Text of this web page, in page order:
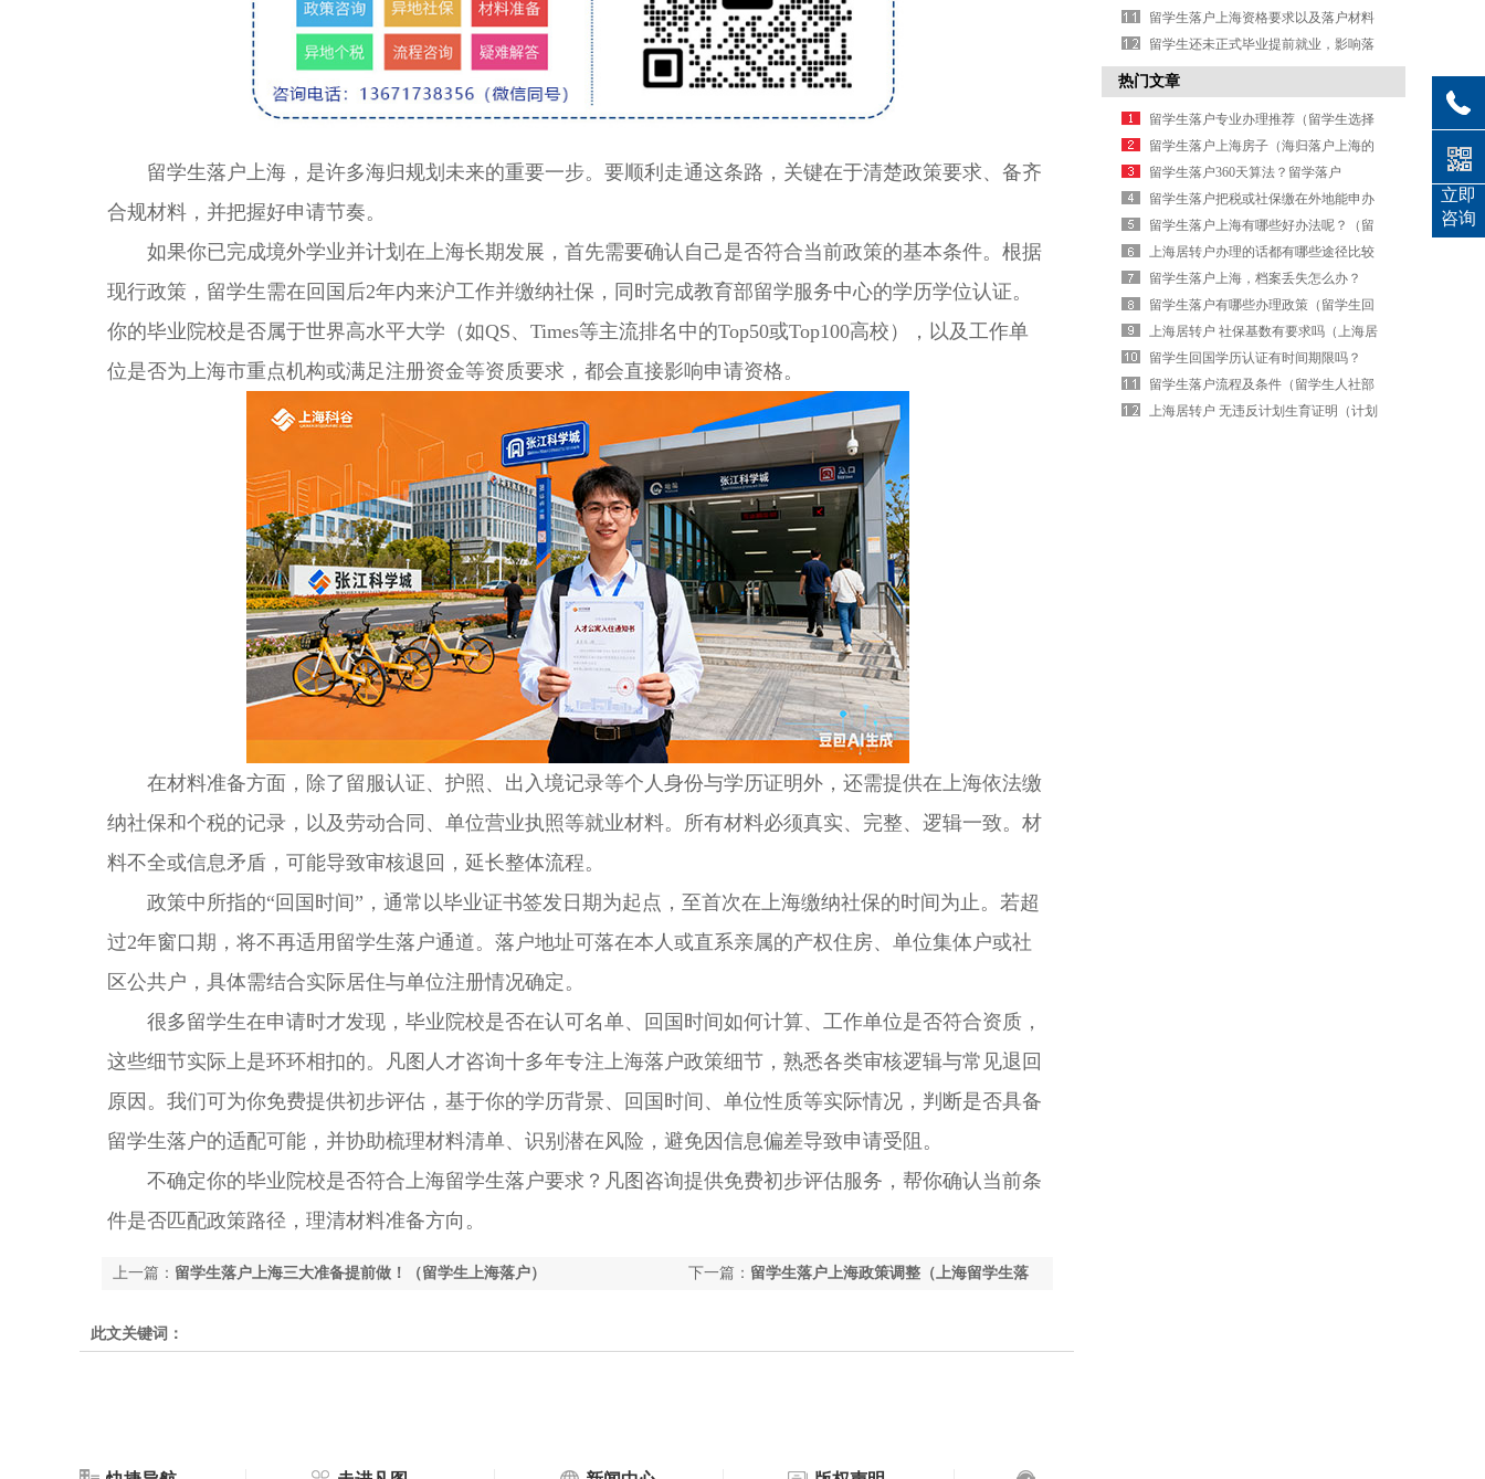
留学生落户上海，是许多海归规划未来的重要一步。要顺利走通这条路，关键在于清楚政策要求、备齐
合规材料，并把握好申请节奏。
如果你已完成境外学业并计划在上海长期发展，首先需要确认自己是否符合当前政策的基本条件。根据
现行政策，留学生需在回国后2年内来沪工作并缴纳社保，同时完成教育部留学服务中心的学历学位认证。
你的毕业院校是否属于世界高水平大学（如QS、Times等主流排名中的Top50或Top100高校），以及工作单
位是否为上海市重点机构或满足注册资金等资质要求，都会直接影响申请资格。
在材料准备方面，除了留服认证、护照、出入境记录等个人身份与学历证明外，还需提供在上海依法缴
纳社保和个税的记录，以及劳动合同、单位营业执照等就业材料。所有材料必须真实、完整、逻辑一致。材
料不全或信息矛盾，可能导致审核退回，延长整体流程。
政策中所指的“回国时间”，通常以毕业证书签发日期为起点，至首次在上海缴纳社保的时间为止。若超
过2年窗口期，将不再适用留学生落户通道。落户地址可落在本人或直系亲属的产权住房、单位集体户或社
区公共户，具体需结合实际居住与单位注册情况确定。
很多留学生在申请时才发现，毕业院校是否在认可名单、回国时间如何计算、工作单位是否符合资质，
这些细节实际上是环环相扣的。凡图人才咨询十多年专注上海落户政策细节，熟悉各类审核逻辑与常见退回
原因。我们可为你免费提供初步评估，基于你的学历背景、回国时间、单位性质等实际情况，判断是否具备
留学生落户的适配可能，并协助梳理材料清单、识别潜在风险，避免因信息偏差导致申请受阻。
不确定你的毕业院校是否符合上海留学生落户要求？凡图咨询提供免费初步评估服务，帮你确认当前条
件是否匹配政策路径，理清材料准备方向。
下一篇： 留学生落户上海政策调整（上海留学生落
上一篇： 留学生落户上海三大准备提前做！（留学生上海落户）
此文关键词：
海落户认可的国外大学）
留学生落户上海资格要求以及落户材料
清单（上海落户材料清单）
留学生还未正式毕业提前就业，影响落
户吗？（留学生就业）
热门文章
留学生落户专业办理推荐（留学生选择
最多的专业）
留学生落户上海房子（海归落户上海的
条件）
留学生落户360天算法？留学落户
2026（北京留学生落户要求）
留学生落户把税或社保缴在外地能申办
么？（外地大学生在上海落户政策）
留学生落户上海有哪些好办法呢？（留
学生在上海落户口需要哪些条件）
上海居转户办理的话都有哪些途径比较
合适？（上海居转户流程及其每步的时
间）
留学生落户上海，档案丢失怎么办？
（上海留学生落户调档函）
留学生落户有哪些办理政策（留学生回
国工作有什么优惠政策吗）
上海居转户 社保基数有要求吗（上海居
转户流程及其每步的时间）
留学生回国学历认证有时间期限吗？
（留学生教育部学历认证）
留学生落户流程及条件（留学生人社部
落户流程）
上海居转户 无违反计划生育证明（计划
立即
咨询